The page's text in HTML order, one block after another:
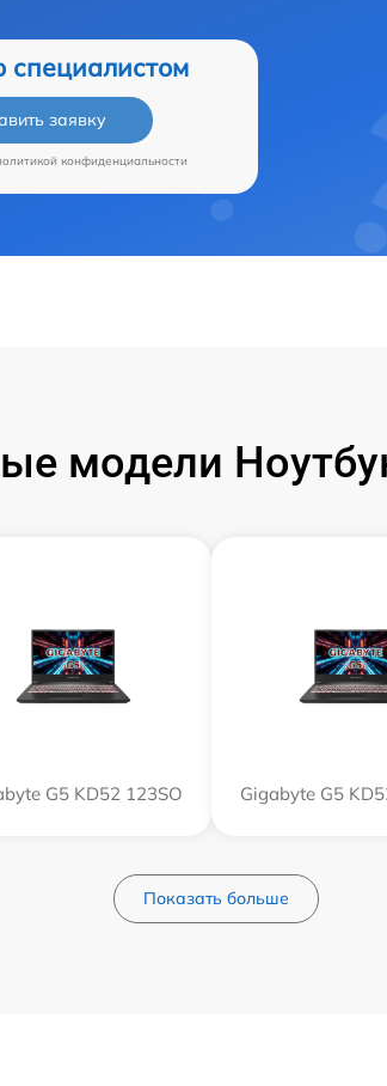
специалистом
заявку
конфиденциальности
модели
G5 KD52 123SO Gigabyte G5
Показать больше